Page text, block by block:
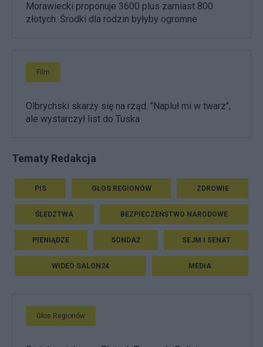
Morawiecki proponuje 3600 plus zamiast 800
złotych. Środki dla rodzin byłyby ogromne
Film
Olbrychski skarży się na rząd. "Napluł mi w twarz",
ale wystarczył list do Tuska
Tematy Redakcja
PIS GŁOS REGIONÓW ZDROWIE
ŚLEDZTWA BEZPIECZEŃSTWO NARODOWE
PIENIĄDZE SONDAŻ SEJM I SENAT
WIDEO SALON24 MEDIA
Głos Regionów